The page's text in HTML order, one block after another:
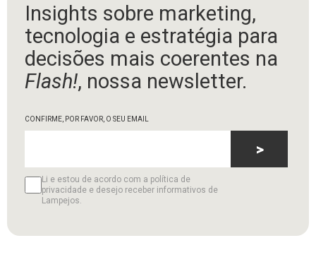
Insights sobre marketing,
tecnologia e estratégia para
decisões mais coerentes na
Flash!, nossa newsletter.
CONFIRME, POR FAVOR, O SEU EMAIL
Li e estou de acordo com a política de
privacidade e desejo receber informativos de
Lampejos.
>